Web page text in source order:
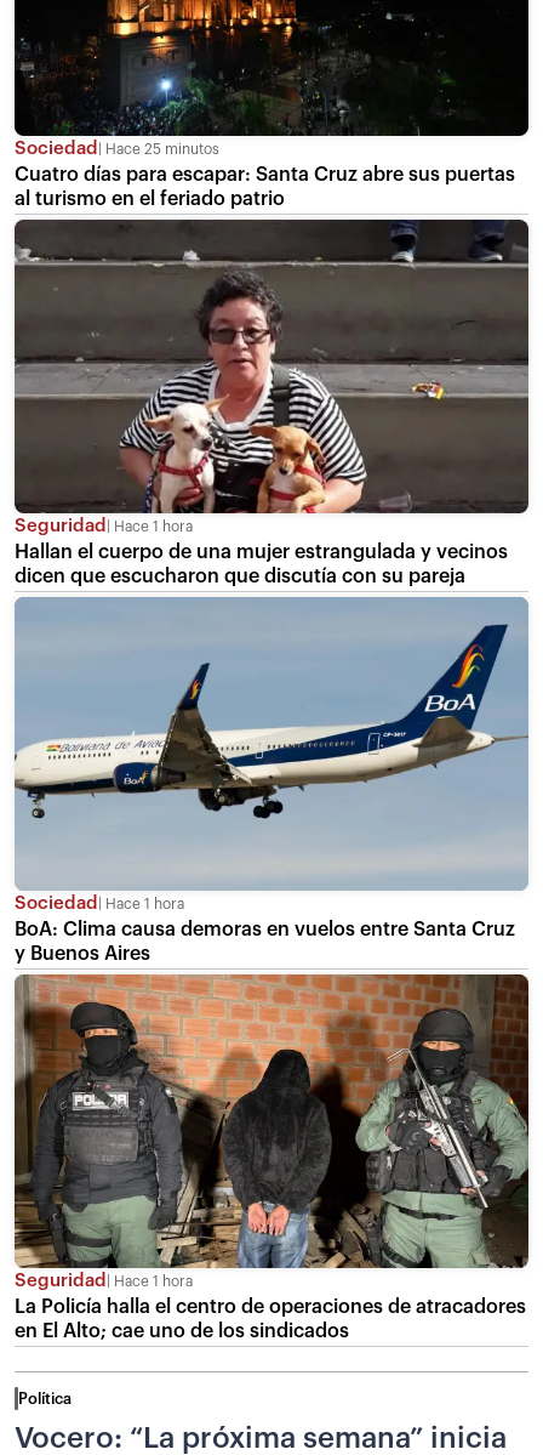
Sociedad Hace 25 minutos
Cuatro días para escapar: Santa Cruz abre sus puertas
al turismo en el feriado patrio
Seguridad Hace 1 hora
Hallan el cuerpo de una mujer estrangulada y vecinos
dicen que escucharon que discutía con su pareja
Sociedad Hace 1 hora
BoA: Clima causa demoras en vuelos entre Santa Cruz
y Buenos Aires
Seguridad Hace 1 hora
La Policía halla el centro de operaciones de atracadores
en El Alto; cae uno de los sindicados
Política
Vocero: “La próxima semana” inicia